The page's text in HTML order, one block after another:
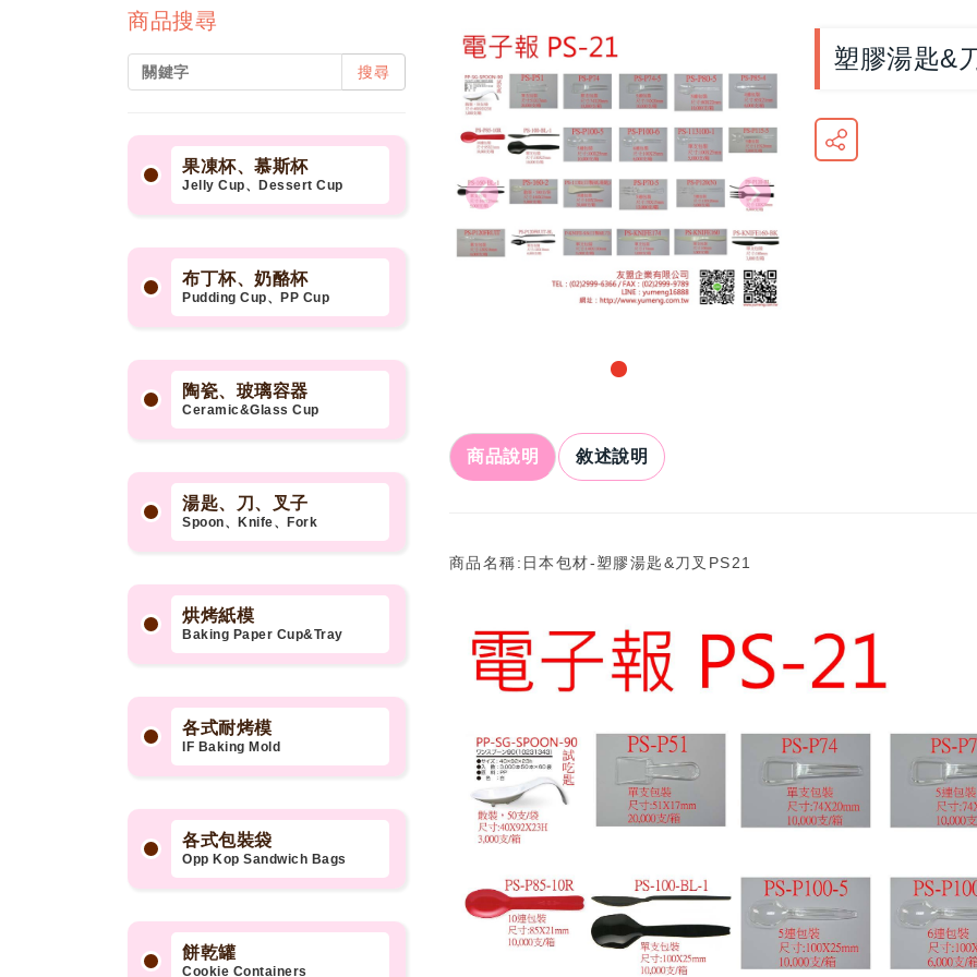
商品搜尋
搜尋
果凍杯、慕斯杯
Jelly Cup、Dessert Cup
布丁杯、奶酪杯
Pudding Cup、PP Cup
陶瓷、玻璃容器
Ceramic&Glass Cup
湯匙、刀、叉子
Spoon、Knife、Fork
烘烤紙模
Baking Paper Cup&Tray
各式耐烤模
IF Baking Mold
各式包裝袋
Opp Kop Sandwich Bags
餅乾罐
Cookie Containers
塑膠湯匙&
商品說明 敘述說明
商品名稱:日本包材-塑膠湯匙&刀叉PS21